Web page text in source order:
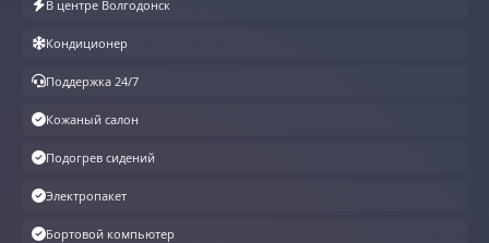
В центре Волгодонск
Кондиционер
Поддержка 24/7
Кожаный салон
Подогрев сидений
Электропакет
Бортовой компьютер